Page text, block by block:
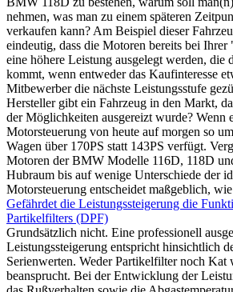
nehmen, was man zu einem späteren
verkaufen kann? Am Beispiel dieser
eindeutig, dass die Motoren bereits bei
eine höhere Leistung ausgelegt werden, die
kommt, wenn entweder das Kaufinteresse
Mitbewerber die nächste Leistungsstufe
Hersteller gibt ein Fahrzeug in den Markt,
der Möglichkeiten ausgereizt wurde? Wenn
Motorsteuerung von heute auf morgen so
Wagen über 170PS statt 143PS verfügt.
Motoren der BMW Modelle 116D, 118D
Hubraum bis auf wenige Unterschiede der
Motorsteuerung entscheidet maßgeblich,
Gefährdet die Leistungssteigerung die
Partikelfilters (DPF)
Grundsätzlich nicht. Eine professionell
Leistungssteigerung entspricht hinsichtlich
Serienwerten. Weder Partikelfilter noch Kat
beansprucht. Bei der Entwicklung der